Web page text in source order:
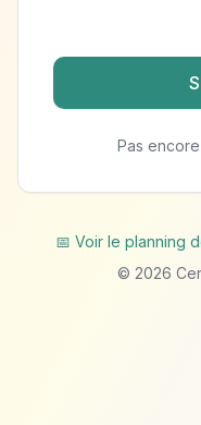
Pas
📅 Voir le planning
© 2026